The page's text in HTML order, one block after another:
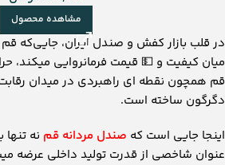
مشاهده محصول
در قلب بازار کفش و صندل ایران، جایی‌که قم
میان کیفیت و 💵 قیمت فرمانروایی میکند،
قم همچون نقطه ‌ای راهبردی در میدان
دگرگون ساخته است.
اینجا جایی‌ است که صندل مردانه قم نه تنها
‌عنوان شاخصی از قدرت تولید داخلی عرضه